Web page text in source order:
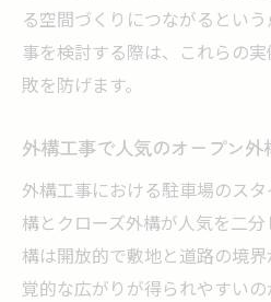
る空間づくりにつながるとい
事を検討する際は、これらの
敗を防げます。
外構工事で人気のオープン
外構工事における駐車場のス
構とクローズ外構が人気を二
構は開放的で敷地と道路の境
覚的な広がりが得られやすいの